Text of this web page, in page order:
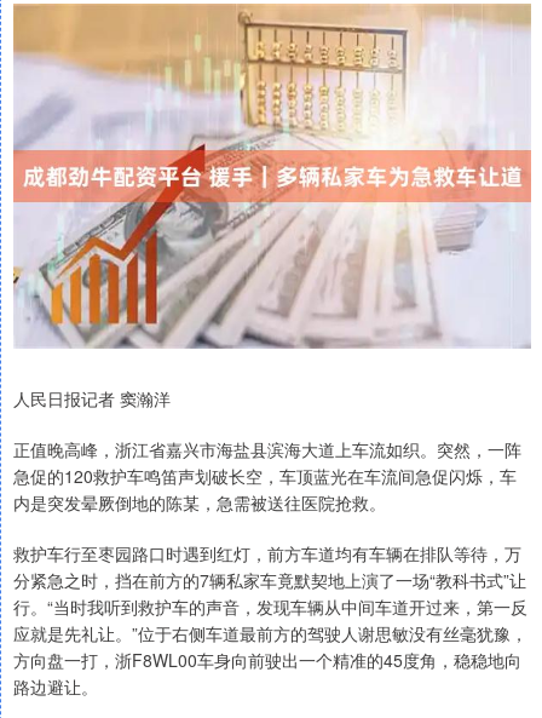
人民日报记者 窦瀚洋
正值晚高峰，浙江省嘉兴市海盐县滨海大道上车流如织。突然，一阵
急促的120救护车鸣笛声划破长空，车顶蓝光在车流间急促闪烁，车
内是突发晕厥倒地的陈某，急需被送往医院抢救。
救护车行至枣园路口时遇到红灯，前方车道均有车辆在排队等待，万
分紧急之时，挡在前方的7辆私家车竟默契地上演了一场“教科书式”让
行。“当时我听到救护车的声音，发现车辆从中间车道开过来，第一反
应就是先礼让。”位于右侧车道最前方的驾驶人谢思敏没有丝毫犹豫，
方向盘一打，浙F8WL00车身向前驶出一个精准的45度角，稳稳地向
路边避让。